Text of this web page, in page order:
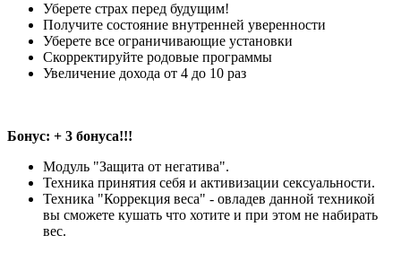
Уберете страх перед будущим!
Получите состояние внутренней уверенности
Уберете все ограничивающие установки
Скорректируйте родовые программы
Увеличение дохода от 4 до 10 раз
Бонус: + 3 бонуса!!!
Модуль "Защита от негатива".
Техника принятия себя и активизации сексуальности.
Техника "Коррекция веса" - овладев данной техникой
вы сможете кушать что хотите и при этом не набирать
вес.